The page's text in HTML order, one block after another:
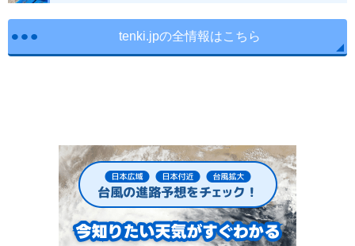
tenki.jpの全情報はこちら